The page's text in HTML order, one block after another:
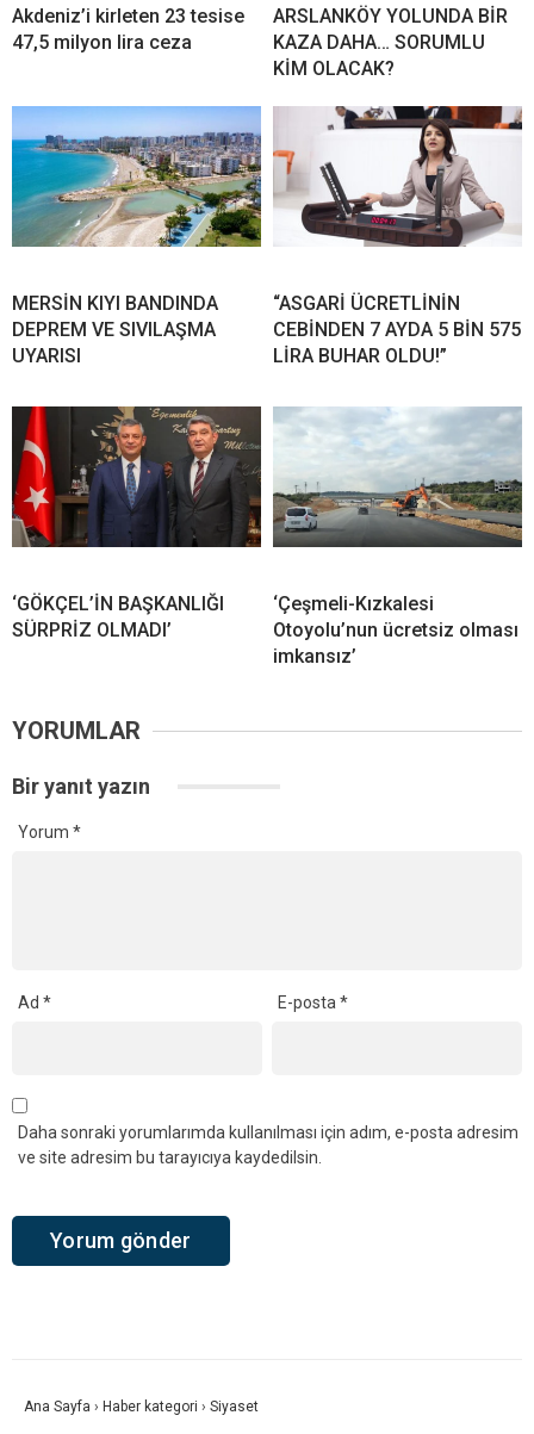
Akdeniz’i kirleten 23 tesise
47,5 milyon lira ceza
ARSLANKÖY YOLUNDA BİR
KAZA DAHA… SORUMLU
KİM OLACAK?
MERSİN KIYI BANDINDA
DEPREM VE SIVILAŞMA
UYARISI
“ASGARİ ÜCRETLİNİN
CEBİNDEN 7 AYDA 5 BİN 575
LİRA BUHAR OLDU!”
‘GÖKÇEL’İN BAŞKANLIĞI
SÜRPRİZ OLMADI’
‘Çeşmeli-Kızkalesi
Otoyolu’nun ücretsiz olması
imkansız’
YORUMLAR
Bir yanıt yazın
Yorum *
Ad * E-posta*
Daha sonraki yorumlarımda kullanılması için adım, e-posta adresim
ve site adresim bu tarayıcıya kaydedilsin.
Ana Sayfa › Haber kategori › Siyaset